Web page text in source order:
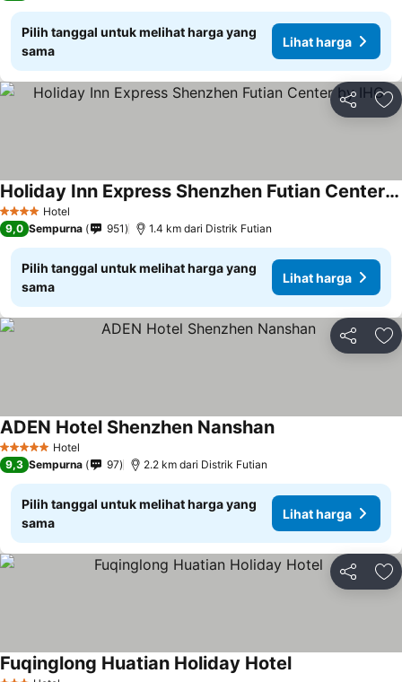
Pilih tanggal untuk melihat harga yang
sama
Lihat harga
Bagikan
4 BintangHotel
Holiday Inn Express Shenzhen Futian Center by IHG
Lihat harga
9,0 Sempurna 951 1.4 km dari Distrik Futian
Pilih tanggal untuk melihat harga yang
sama
Lihat harga
Bagikan
5 Bintang Hotel
ADEN Hotel Shenzhen NanshanLihat harga
9,3 Sempurna 97 2.2 km dari Distrik Futian
Pilih tanggal untuk melihat harga yang
sama
Lihat harga
Bagikan
Fuqinglong Huatian Holiday HotelLihat harga